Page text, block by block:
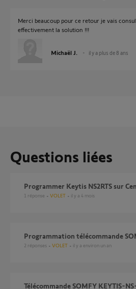
Merci beaucoup pour ce retour je vais
effectivement la solution !!!
Michaël J. il y a plus de 8 ans
Questions liées
programmer Keytis NS2RTS sur
1 réponse VOLET il y a 4 mois
Programmation télécommande
2 réponses VOLET il y a environ un an
télécommande SOMFY KEYTIS-NS-2-RTS se